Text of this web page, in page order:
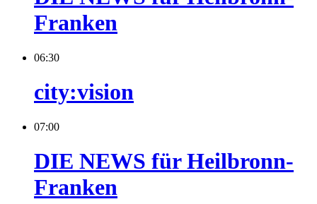
Franken
06:30
city:vision
07:00
DIE NEWS für Heilbronn-
Franken